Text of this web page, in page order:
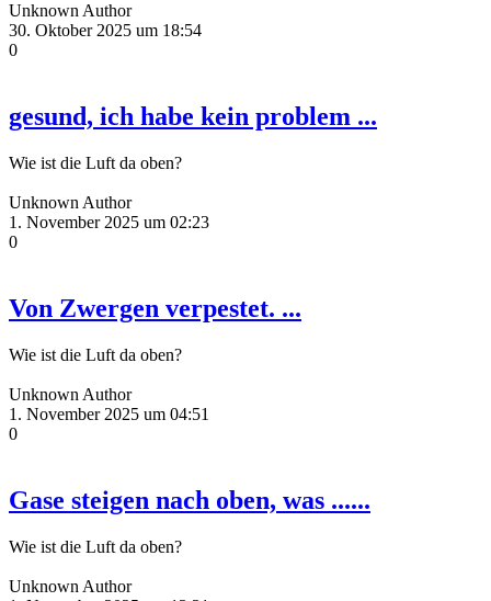
Unknown Author
30. Oktober 2025 um 18:54
0
gesund, ich habe kein problem ...
Wie ist die Luft da oben?
Unknown Author
1. November 2025 um 02:23
0
Von Zwergen verpestet. ...
Wie ist die Luft da oben?
Unknown Author
1. November 2025 um 04:51
0
Gase steigen nach oben, was ......
Wie ist die Luft da oben?
Unknown Author